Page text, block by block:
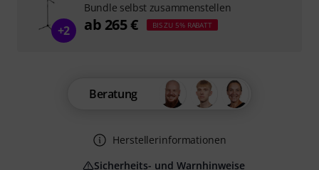
Beratung
Herstellerinformationen
Sicherheits- und Warnhinweise
+2
Bundle selbst zusammenstellen
ab 265 € BIS ZU 5% RABATT